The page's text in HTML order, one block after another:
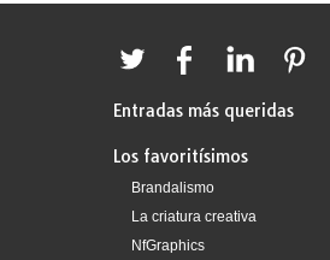
Entradas más queridas
Los favoritísimos
Brandalismo
La criatura creativa
NfGraphics